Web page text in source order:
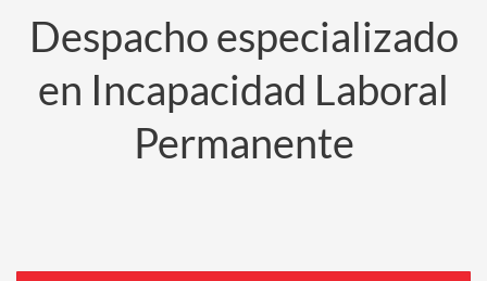
Despacho especializado
en Incapacidad Laboral
Permanente